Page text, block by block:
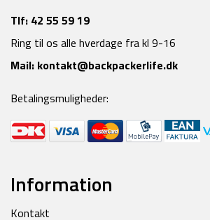
Tlf: 42 55 59 19
Ring til os alle hverdage fra kl 9-16
Mail: kontakt@backpackerlife.dk
Betalingsmuligheder:
Information
Kontakt